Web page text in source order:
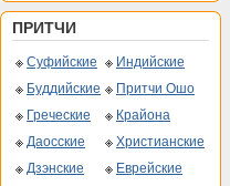
ПРИТЧИ
Суфийские
Индийские
Буддийские
Притчи Ошо
Греческие
Крайона
Даосские
Христианские
Дзэнские
Еврейские